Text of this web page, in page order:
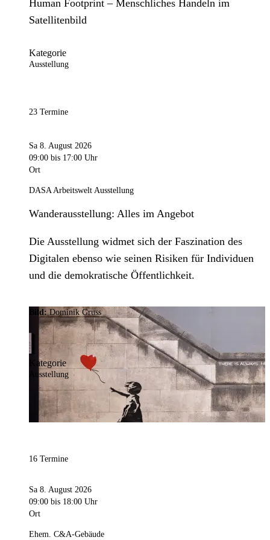
Human Footprint – Menschliches Handeln im
Satellitenbild
Kategorie
Ausstellung
23 Termine
Sa 8. August 2026
09:00 bis 17:00 Uhr
Ort
DASA Arbeitswelt Ausstellung
Wanderausstellung: Alles im Angebot
Die Ausstellung widmet sich der Faszination des
Digitalen ebenso wie seinen Risiken für Individuen
und die demokratische Öffentlichkeit.
Bild:Dominik Gruss
Kategorie
Ausstellung
16 Termine
Sa 8. August 2026
09:00 bis 18:00 Uhr
Ort
Ehem. C&A-Gebäude